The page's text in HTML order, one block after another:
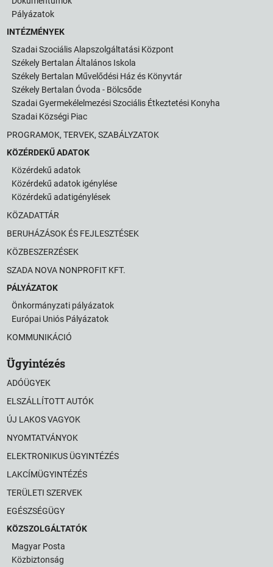
Pályázatok
INTÉZMÉNYEK
Szadai Szociális Alapszolgáltatási Központ
Székely Bertalan Általános Iskola
Székely Bertalan Művelődési Ház és Könyvtár
Székely Bertalan Óvoda - Bölcsőde
Szadai Gyermekélelmezési Szociális Étkeztetési Konyha
Szadai Községi Piac
PROGRAMOK, TERVEK, SZABÁLYZATOK
KÖZÉRDEKŰ ADATOK
Közérdekű adatok
Közérdekű adatok igénylése
Közérdekű adatigénylések
KÖZADATTÁR
BERUHÁZÁSOK ÉS FEJLESZTÉSEK
KÖZBESZERZÉSEK
SZADA NOVA NONPROFIT KFT.
PÁLYÁZATOK
Önkormányzati pályázatok
Európai Uniós Pályázatok
KOMMUNIKÁCIÓ
Ügyintézés
ADÓÜGYEK
ELSZÁLLÍTOTT AUTÓK
ÚJ LAKOS VAGYOK
NYOMTATVÁNYOK
ELEKTRONIKUS ÜGYINTÉZÉS
LAKCÍMÜGYINTÉZÉS
TERÜLETI SZERVEK
EGÉSZSÉGÜGY
KÖZSZOLGÁLTATÓK
Magyar Posta
Közbiztonság